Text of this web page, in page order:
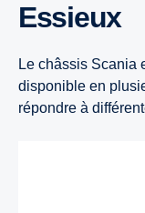
Essieux
Le châssis Scania
disponible en
répondre à